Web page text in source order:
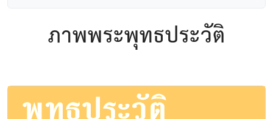
ภาพพระพุทธประวัติ